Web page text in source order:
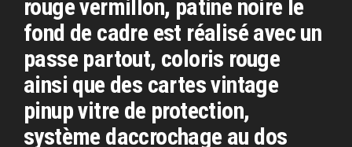
rouge vermillon, patine noire le
fond de cadre est réalisé avec un
passe partout, coloris rouge
ainsi que des cartes vintage
pinup vitre de protection,
système daccrochage au dos